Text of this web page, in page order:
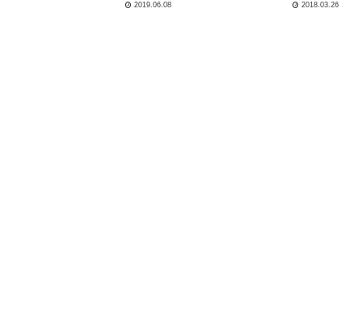
2019.06.08 2018.03.26